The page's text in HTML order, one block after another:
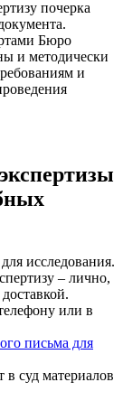
почерка
Бюро
и методически
и
исследования.
– лично,
или в
письма для
в суд материалов